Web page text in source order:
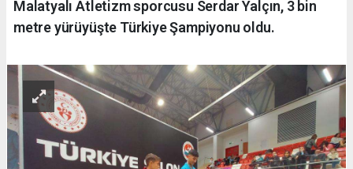
Malatyalı Atletizm sporcusu Serdar Yalçın, 3 bin
metre yürüyüşte Türkiye Şampiyonu oldu.